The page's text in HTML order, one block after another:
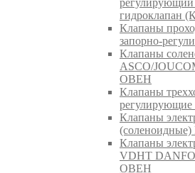
регулирующий
гидроклапан
Клапаны
запорно-
Клапаны
ASCO/
ОВЕН
Клапаны
Клапаны
Клапаны
VDHT
ОВЕН